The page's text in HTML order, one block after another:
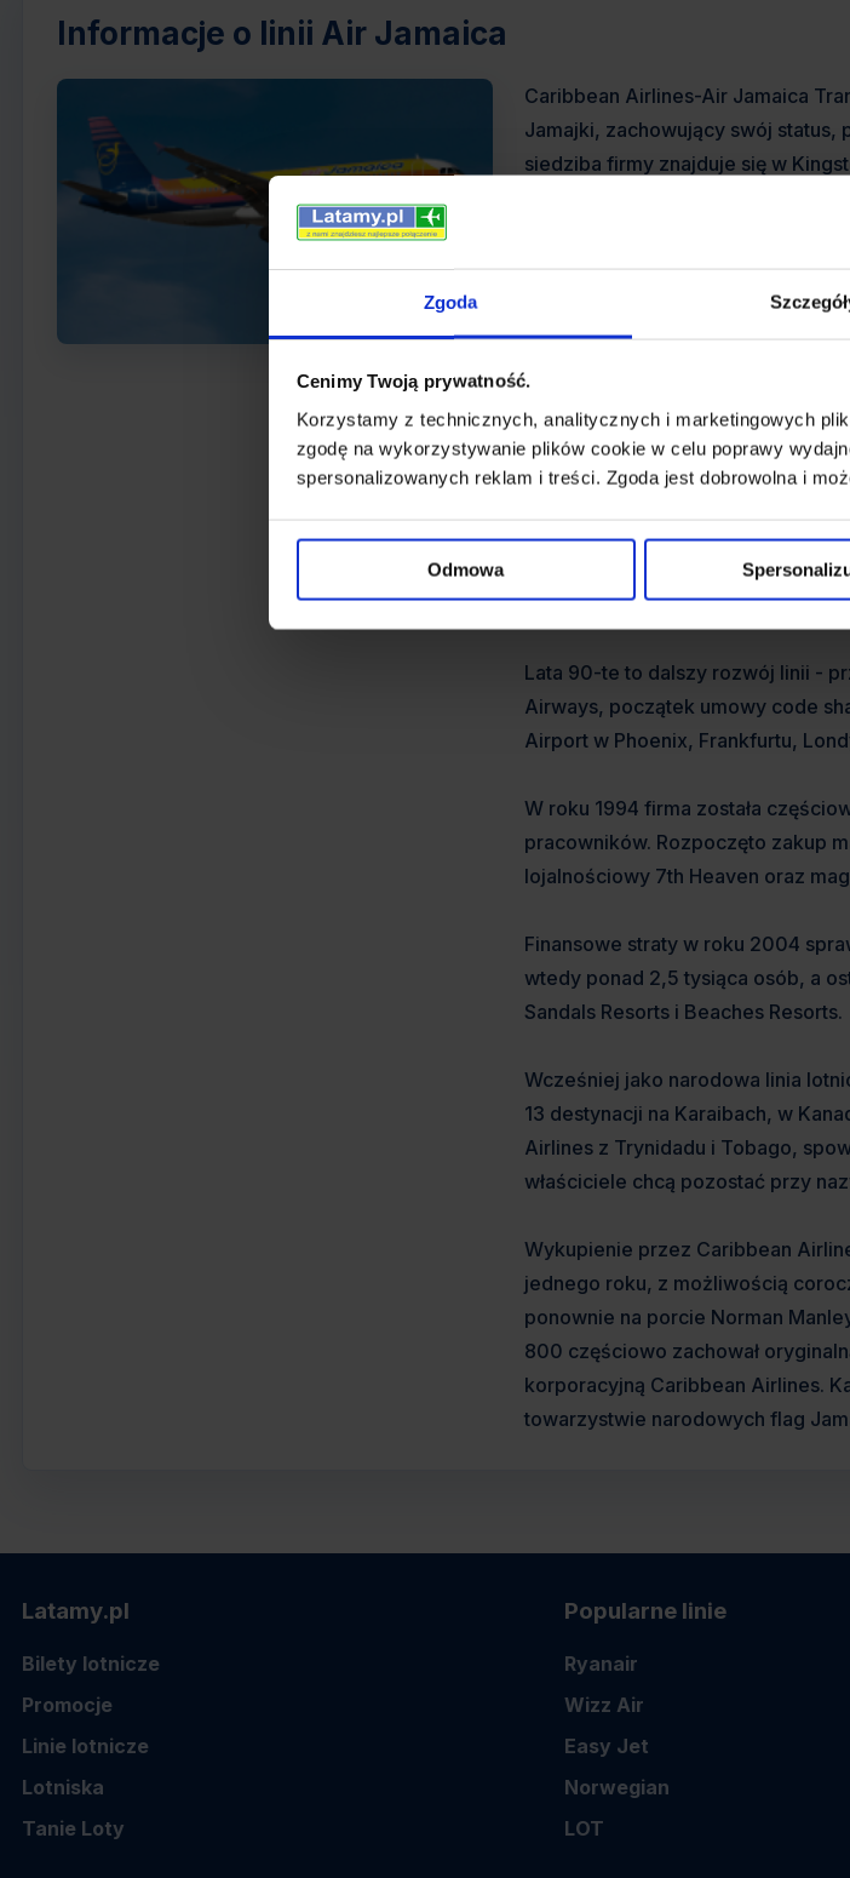
Zgoda
Cenimy Twoją prywatność.
Korzystamy z technicznych, analitycznych i marketingowych
zgodę na wykorzystywanie plików cookie w celu poprawy
spersonalizowanych reklam i treści. Zgoda jest dobrowolna i
Odmowa
Informacje o linii Air Jamaica
Caribbean Airlines-Air Jamaica
Jamajki, zachowujący swój status,
siedziba firmy znajduje się w
Jamajki pozostaje partnerem
Linie powstały w październiku
Miami. W tamtym czasie jamajski
W latach 70-tych linie gwałtownie
Marín International Airport w
Usługi daleko dystansowe do
Douglas DC-8, jednak już na
727, wtedy też rząd wykupił
wprowadzono jednak nowe trasy
Lata 90-te to dalszy rozwój linii -
Airways, początek umowy code
Airport w Phoenix, Frankfurtu,
W roku 1994 firma została
pracowników. Rozpoczęto zakup
lojalnościowy 7th Heaven oraz
Finansowe straty w roku 2004
wtedy ponad 2,5 tysiąca osób, a
Sandals Resorts i Beaches Resorts.
Wcześniej jako narodowa linia
13 destynacji na Karaibach, w
Airlines z Trynidadu i Tobago,
właściciele chcą pozostać przy
Wykupienie przez Caribbean
jednego roku, z możliwością
ponownie na porcie Norman
800 częściowo zachował
korporacyjną Caribbean Airlines.
towarzystwie narodowych flag
Latamy.pl
Bilety lotnicze
Promocje
Linie lotnicze
Lotniska
Tanie Loty
Popularne linie
Ryanair
Wizz Air
Easy Jet
Norwegian
LOT